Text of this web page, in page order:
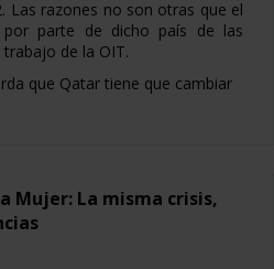
Las razones no son otras que el
por parte de dicho país de las
de la OIT.
que Qatar tiene que cambiar
Mujer: La misma crisis,